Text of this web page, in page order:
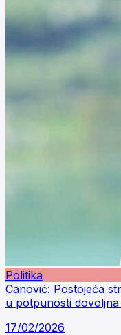
Politika
Canović: Postojeća
u potpunosti
17/02/2026